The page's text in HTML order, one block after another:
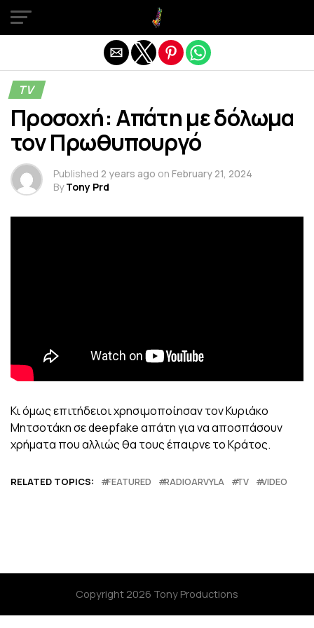
TV
Προσοχή: Απάτη με δόλωμα
τον Πρωθυπουργό
Published 2 years ago on February 21, 2024
By Tony Prd
Κι όμως επιτήδειοι χρησιμοποίησαν τον Κυριάκο
Μητσοτάκη σε deepfake απάτη για να αποσπάσουν
χρήματα που αλλιώς θα τους έπαιρνε το Κράτος.
RELATED TOPICS: FEATURED RADIOARVYLA TV VIDEO
Copyright 2026 Tony Productions
Exit mobile version